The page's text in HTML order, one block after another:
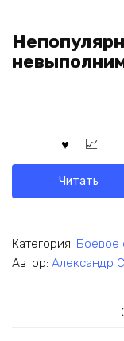
Читать
Категория: Боевое
Автор: Александр